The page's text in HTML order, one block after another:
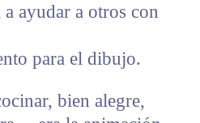
ayudar a otros con
para el dibujo.
bien alegre,